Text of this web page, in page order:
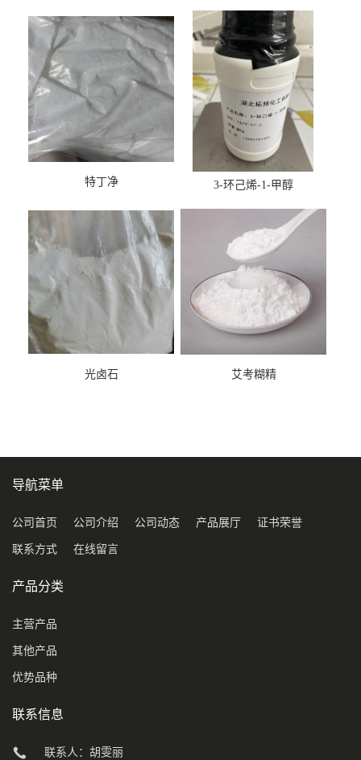
特丁净 3-环己烯-1-甲醇
光卤石 艾考糊精
导航菜单
公司首页 公司介绍 公司动态 产品展厅 证书荣誉
联系方式 在线留言
产品分类
主营产品
其他产品
优势品种
联系信息
联系人：胡雯丽